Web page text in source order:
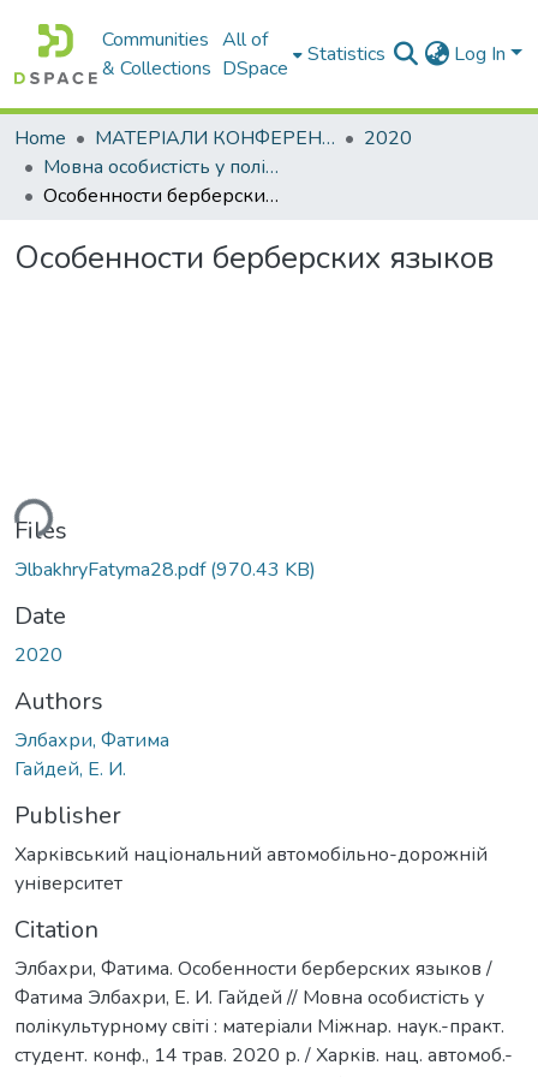
Communities
& Collections
All of
DSpace
Statistics Log In
Home МАТЕРІАЛИ КОНФЕРЕНЦІЙ
2020
Мовна особистість у полікультурному світі
Особенности берберских языков
Особенности берберских языков
Files
ЭlbakhryFatyma28.pdf(970.43 KB)
Date
2020
Authors
Элбахри, Фатима
Гайдей, Е. И.
Publisher
Харківський національний автомобільно-дорожній
університет
Citation
Элбахри, Фатима. Особенности берберских языков /
Фатима Элбахри, Е. И. Гайдей // Мовна особистість у
полікультурному світі : матеріали Міжнар. наук.-практ.
студент. конф., 14 трав. 2020 р. / Харків. нац. автомоб.-